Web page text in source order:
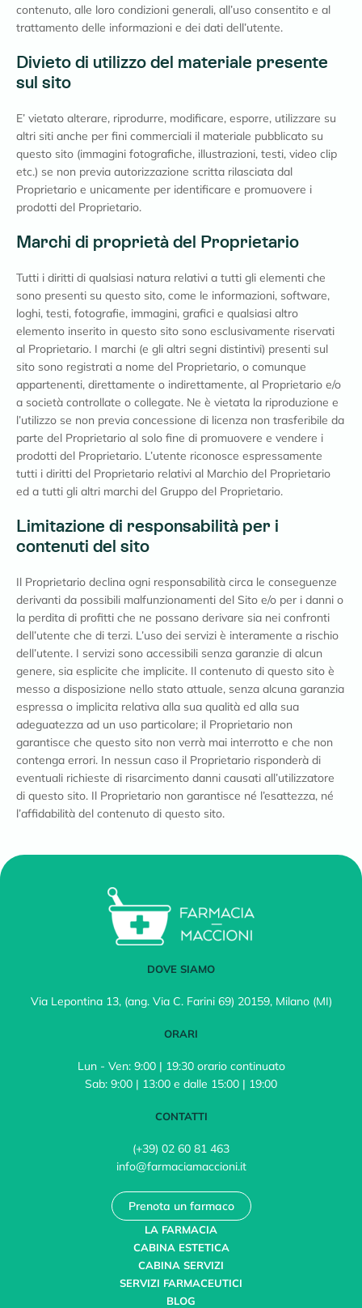
contenuto, alle loro condizioni generali, all’uso consentito e al
trattamento delle informazioni e dei dati dell’utente.
Divieto di utilizzo del materiale presente
sul sito
E’ vietato alterare, riprodurre, modificare, esporre, utilizzare su
altri siti anche per fini commerciali il materiale pubblicato su
questo sito (immagini fotografiche, illustrazioni, testi, video clip
etc.) se non previa autorizzazione scritta rilasciata dal
Proprietario e unicamente per identificare e promuovere i
prodotti del Proprietario.
Marchi di proprietà del Proprietario
Tutti i diritti di qualsiasi natura relativi a tutti gli elementi che
sono presenti su questo sito, come le informazioni, software,
loghi, testi, fotografie, immagini, grafici e qualsiasi altro
elemento inserito in questo sito sono esclusivamente riservati
al Proprietario. I marchi (e gli altri segni distintivi) presenti sul
sito sono registrati a nome del Proprietario, o comunque
appartenenti, direttamente o indirettamente, al Proprietario e/o
a società controllate o collegate. Ne è vietata la riproduzione e
l’utilizzo se non previa concessione di licenza non trasferibile da
parte del Proprietario al solo fine di promuovere e vendere i
prodotti del Proprietario. L’utente riconosce espressamente
tutti i diritti del Proprietario relativi al Marchio del Proprietario
ed a tutti gli altri marchi del Gruppo del Proprietario.
Limitazione di responsabilità per i
contenuti del sito
Il Proprietario declina ogni responsabilità circa le conseguenze
derivanti da possibili malfunzionamenti del Sito e/o per i danni o
la perdita di profitti che ne possano derivare sia nei confronti
dell’utente che di terzi. L’uso dei servizi è interamente a rischio
dell’utente. I servizi sono accessibili senza garanzie di alcun
genere, sia esplicite che implicite. Il contenuto di questo sito è
messo a disposizione nello stato attuale, senza alcuna garanzia
espressa o implicita relativa alla sua qualità ed alla sua
adeguatezza ad un uso particolare; il Proprietario non
garantisce che questo sito non verrà mai interrotto e che non
contenga errori. In nessun caso il Proprietario risponderà di
eventuali richieste di risarcimento danni causati all’utilizzatore
di questo sito. Il Proprietario non garantisce né l’esattezza, né
l’affidabilità del contenuto di questo sito.
DOVE SIAMO
Via Lepontina 13, (ang. Via C. Farini 69) 20159, Milano (MI)
ORARI
Lun - Ven: 9:00 | 19:30 orario continuato
Sab: 9:00 | 13:00 e dalle 15:00 | 19:00
CONTATTI
(+39) 02 60 81 463
info@farmaciamaccioni.it
Prenota un farmaco
LA FARMACIA
CABINA ESTETICA
CABINA SERVIZI
SERVIZI FARMACEUTICI
BLOG